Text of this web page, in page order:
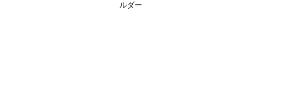
ルダー